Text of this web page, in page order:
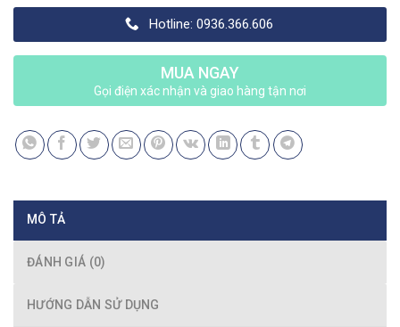
Hotline: 0936.366.606
MUA NGAY
Gọi điện xác nhận và giao hàng tận nơi
MÔ TẢ
ĐÁNH GIÁ (0)
HƯỚNG DẪN SỬ DỤNG